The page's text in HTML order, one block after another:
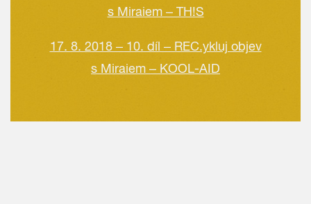
s Miraiem – TH!S
17. 8. 2018 – 10. díl – REC.ykluj objev
s Miraiem – KOOL-AID